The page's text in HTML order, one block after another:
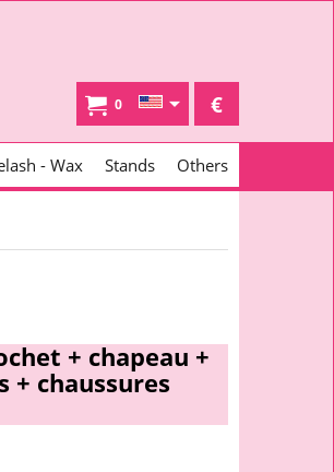
0 €
- Wax Stands Others
+ chapeau +
+ chaussures